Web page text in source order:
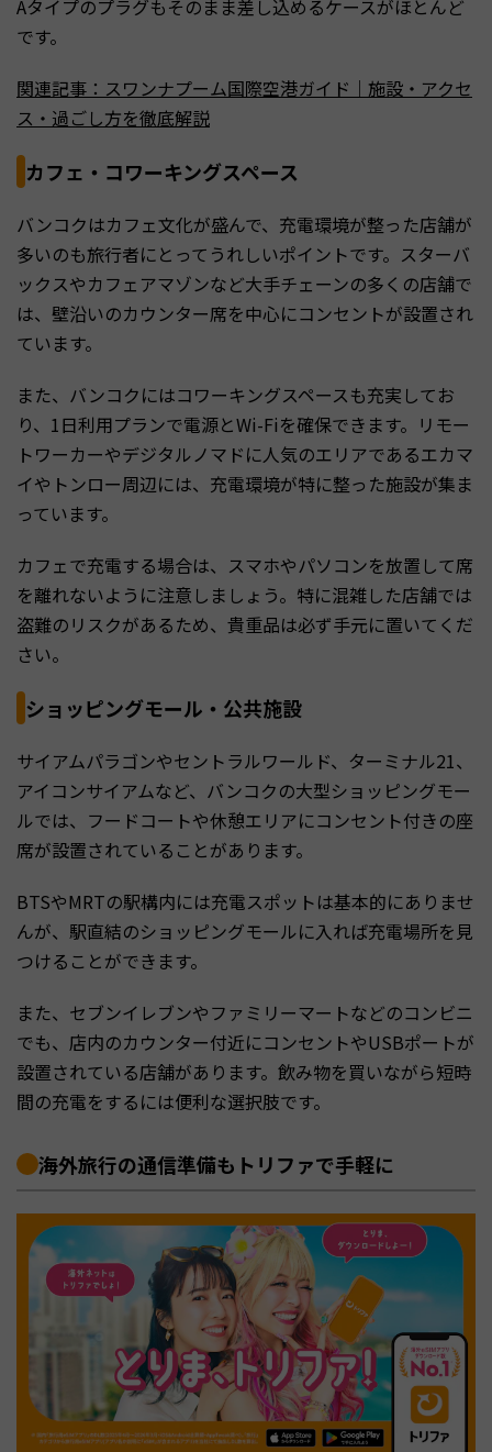
Aタイプのプラグもそのまま差し込めるケースがほとんど
です。
関連記事：スワンナプーム国際空港ガイド｜施設・アクセ
ス・過ごし方を徹底解説
カフェ・コワーキングスペース
バンコクはカフェ文化が盛んで、充電環境が整った店舗が
多いのも旅行者にとってうれしいポイントです。スターバ
ックスやカフェアマゾンなど大手チェーンの多くの店舗で
は、壁沿いのカウンター席を中心にコンセントが設置され
ています。
また、バンコクにはコワーキングスペースも充実してお
り、1日利用プランで電源とWi-Fiを確保できます。リモー
トワーカーやデジタルノマドに人気のエリアであるエカマ
イやトンロー周辺には、充電環境が特に整った施設が集ま
っています。
カフェで充電する場合は、スマホやパソコンを放置して席
を離れないように注意しましょう。特に混雑した店舗では
盗難のリスクがあるため、貴重品は必ず手元に置いてくだ
さい。
ショッピングモール・公共施設
サイアムパラゴンやセントラルワールド、ターミナル21、
アイコンサイアムなど、バンコクの大型ショッピングモー
ルでは、フードコートや休憩エリアにコンセント付きの座
席が設置されていることがあります。
BTSやMRTの駅構内には充電スポットは基本的にありませ
んが、駅直結のショッピングモールに入れば充電場所を見
つけることができます。
また、セブンイレブンやファミリーマートなどのコンビニ
でも、店内のカウンター付近にコンセントやUSBポートが
設置されている店舗があります。飲み物を買いながら短時
間の充電をするには便利な選択肢です。
海外旅行の通信準備もトリファで手軽に